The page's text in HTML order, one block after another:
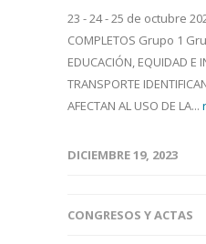
23 - 24 - 25 de octubre
COMPLETOS Grupo 1
EDUCACIÓN, EQUIDAD E
TRANSPORTE
AFECTAN AL USO DE LA...
DICIEMBRE 19, 2023
CONGRESOS Y ACTAS